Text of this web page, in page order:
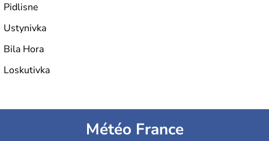
Pidlisne
Ustynivka
Bila Hora
Loskutivka
Météo France